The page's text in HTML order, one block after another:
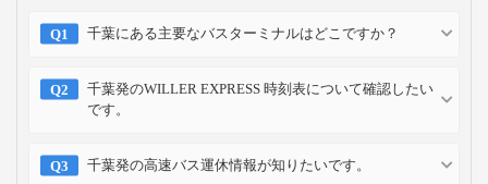
千葉にある主要なバスターミナルはどこですか？
千葉発のWILLER EXPRESS 時刻表について確認したい
です。
千葉発の高速バス運休情報が知りたいです。